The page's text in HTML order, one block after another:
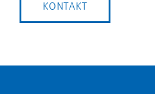
KONTAKT